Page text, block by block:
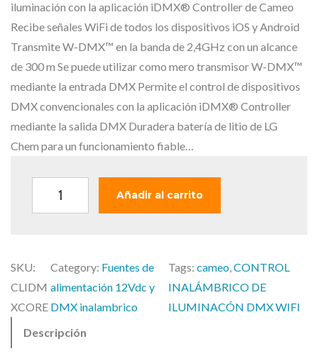
o
r
i
g
i
n
a
l
e
r
a
6
0
,
a
c
t
u
a
l
e
:
2
0
0
iluminación con la aplicación iDMX® Controller de Cameo
Recibe señales WiFi de todos los dispositivos iOS y Android
Transmite W-DMX™ en la banda de 2,4GHz con un alcance
de 300 m Se puede utilizar como mero transmisor W-DMX™
mediante la entrada DMX Permite el control de dispositivos
DMX convencionales con la aplicación iDMX® Controller
mediante la salida DMX Duradera batería de litio de LG
Chem para un funcionamiento fiable…
o
i
D
M
Añadir al carrito
SKU:
CLIDM
XCORE
Category: Fuentes de
alimentación 12Vdc y
DMX inalambrico
Tags: cameo, CONTROL
INALÁMBRICO DE
ILUMINACÓN DMX WIFI
Descripción